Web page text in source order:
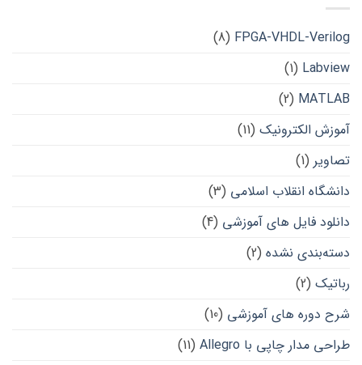
FPGA-VHDL-Verilog
(8)
Labview
(1)
MATLAB
(2)
آموزش الکترونیک (11)
تصاویر (1)
دانشگاه انقلاب اسلامی (3)
دانلود فایل های آموزشی (4)
دسته‌بندی نشده (2)
رباتیک (2)
شرح دوره های آموزشی (10)
طراحی مدار چاپی با Allegro
(11)